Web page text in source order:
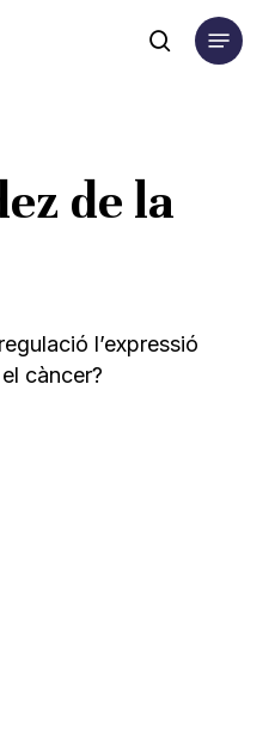
search
Menu
de la
l’expressió
càncer?